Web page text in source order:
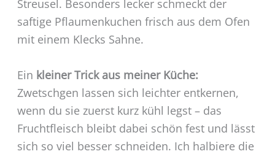
Streusel. Besonders lecker schmeckt der
saftige Pflaumenkuchen frisch aus dem Ofen
mit einem Klecks Sahne.
Ein kleiner Trick aus meiner Küche:
Zwetschgen lassen sich leichter entkernen,
wenn du sie zuerst kurz kühl legst – das
Fruchtfleisch bleibt dabei schön fest und lässt
sich so viel besser schneiden. Ich halbiere die